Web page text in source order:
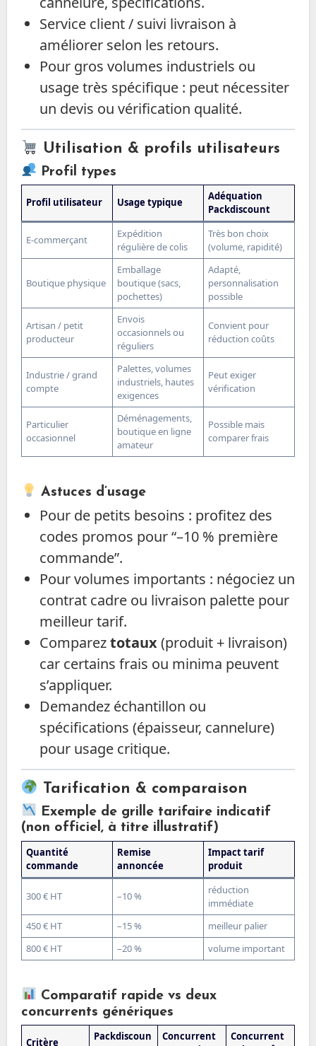
Service client / suivi livraison à
améliorer selon les retours.
Pour gros volumes industriels ou
usage très spécifique : peut nécessiter
un devis ou vérification qualité.
Utilisation & profils utilisateurs
Profil types
Profil utilisateur Usage typique
Adéquation
Packdiscount
E-commerçant
Expédition
régulière de colis
Très bon choix
(volume, rapidité)
Boutique physique
Emballage
boutique (sacs,
pochettes)
Adapté,
personnalisation
possible
Artisan / petit
producteur
Envois
occasionnels ou
réguliers
Convient pour
réduction coûts
Industrie / grand
compte
Palettes, volumes
industriels, hautes
exigences
Peut exiger
vérification
Particulier
occasionnel
Déménagements,
boutique en ligne
amateur
Possible mais
comparer frais
Astuces d’usage
Pour de petits besoins : profitez des
codes promos pour “–10 % première
commande”.
Pour volumes importants : négociez un
contrat cadre ou livraison palette pour
meilleur tarif.
Compareztotaux(produit + livraison)
car certains frais ou minima peuvent
s’appliquer.
Demandez échantillon ou
spécifications (épaisseur, cannelure)
pour usage critique.
Tarification & comparaison
Exemple de grille tarifaire indicatif
(non officiel, à titre illustratif)
Quantité
commande
Remise
annoncée
Impact tarif
produit
300 € HT –10 %
réduction
immédiate
450 € HT
–15 %
meilleur palier
800 € HT
–20 % volume important
Comparatif rapide vs deux
concurrents génériques
Critère
Packdiscoun
Concurrent
Concurrent